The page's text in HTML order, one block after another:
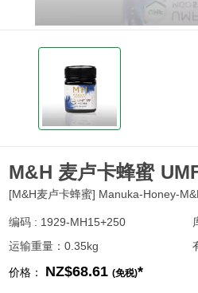
M&H 麦卢卡蜂蜜
[M&H麦卢卡蜂蜜] Manuka-Honey-
编码 : 1929-MH15+250
运输重量：0.35kg
价格： NZ$68.61 (免税)*